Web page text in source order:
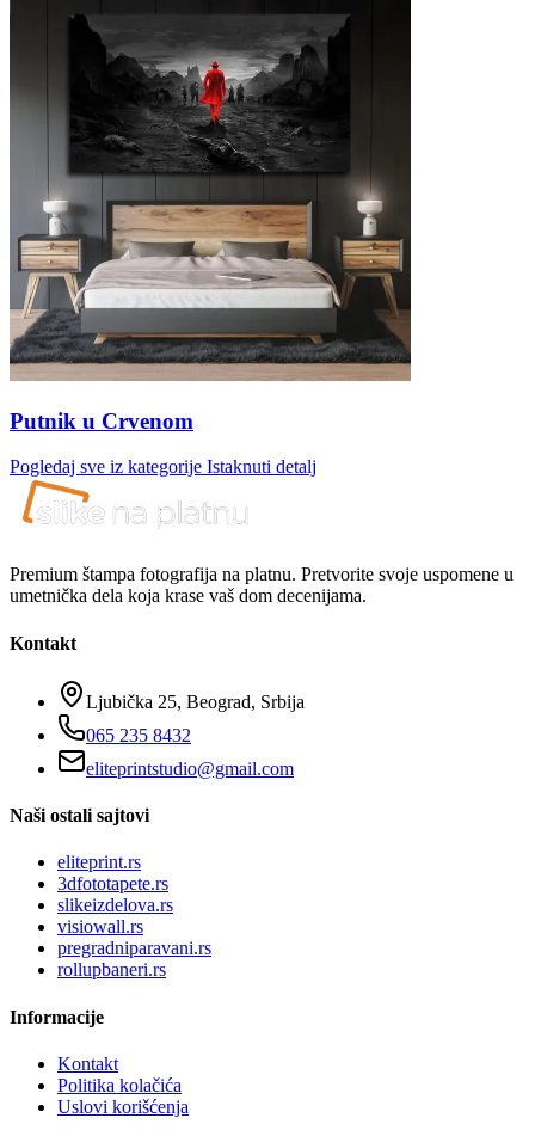
Putnik u Crvenom
Pogledaj sve iz kategorije Istaknuti detalj
Premium štampa fotografija na platnu. Pretvorite svoje uspomene u
umetnička dela koja krase vaš dom decenijama.
Kontakt
Ljubička 25, Beograd, Srbija
065 235 8432
eliteprintstudio@gmail.com
Naši ostali sajtovi
eliteprint.rs
3dfototapete.rs
slikeizdelova.rs
visiowall.rs
pregradniparavani.rs
rollupbaneri.rs
Informacije
Kontakt
Politika kolačića
Uslovi korišćenja